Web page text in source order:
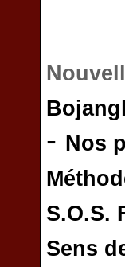
- Nos
S.O.S.
Sens